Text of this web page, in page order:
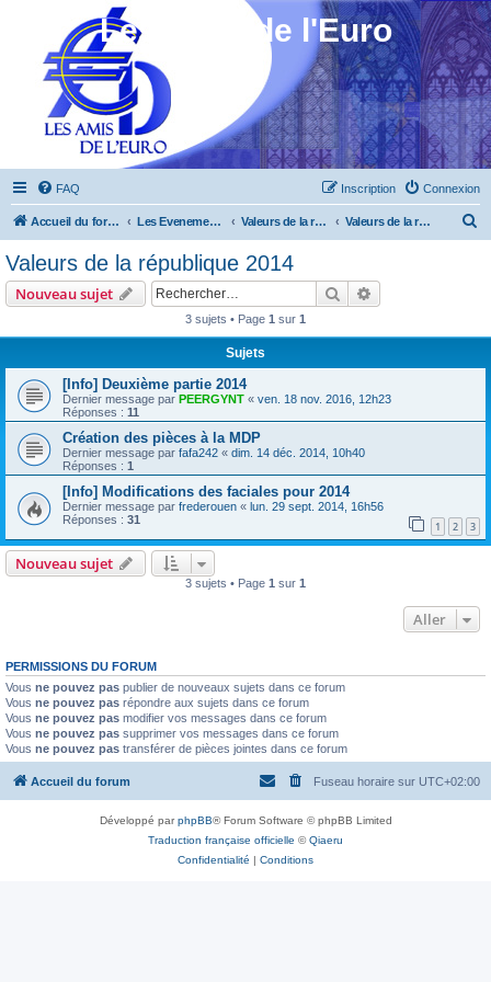
Les Amis de l'Euro
FAQ Connexion
Inscription
Accueil du forum Les Evenements ! [Ouvert au public] Valeurs de la république 2013 à 2015 Valeurs de la république 2014
Valeurs de la république 2014
Nouveau sujet Rechercher
3 sujets • Page 1 sur 1
Sujets
[Info] Deuxième partie 2014
Dernier message par PEERGYNT « ven. 18 nov. 2016, 12h23
Réponses : 11
Création des pièces à la MDP
Dernier message par fafa242 « dim. 14 déc. 2014, 10h40
Réponses : 1
[Info] Modifications des faciales pour 2014
Dernier message par frederouen « lun. 29 sept. 2014, 16h56
Réponses : 31 1 2 3
Nouveau sujet
3 sujets • Page 1 sur 1
Aller
PERMISSIONS DU FORUM
Vous ne pouvez pas publier de nouveaux sujets dans ce forum
Vous ne pouvez pas répondre aux sujets dans ce forum
Vous ne pouvez pas modifier vos messages dans ce forum
Vous ne pouvez pas supprimer vos messages dans ce forum
Vous ne pouvez pas transférer de pièces jointes dans ce forum
Accueil du forum Fuseau horaire sur UTC+02:00
Développé parphpBB® Forum Software © phpBB Limited
Traduction française officielle ©Qiaeru
Confidentialité | Conditions